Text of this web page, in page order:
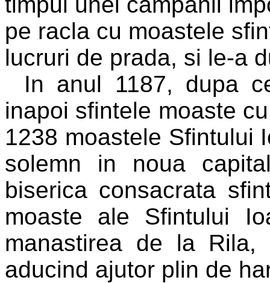
pe racla cu moastele
lucruri de prada, si le-a
In anul 1187, dupa
inapoi sfintele moaste
1238 moastele Sfintului
solemn in noua
biserica consacrata
moaste ale Sfintului
manastirea de la
aducind ajutor plin de